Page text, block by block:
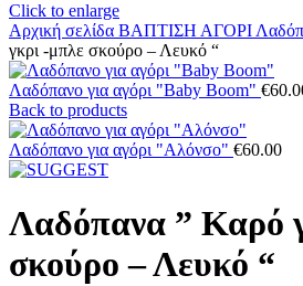
Click to enlarge
Αρχική σελίδα ΒΑΠΤΙΣΗ ΑΓΟΡΙ
γκρι -μπλε σκούρο – Λευκό “
Λαδόπανο για αγόρι "Baby Boom" €
Back to products
Λαδόπανο για αγόρι "Αλόνσο" €60.00
Λαδόπανα ” Καρό
σκούρο – Λευκό “